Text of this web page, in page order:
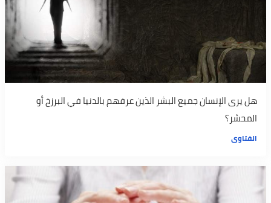
هل يرى الإنسان جميع البشر الذين عرفهم بالدنيا في البرزخ أو
المحشر؟
الفتاوى